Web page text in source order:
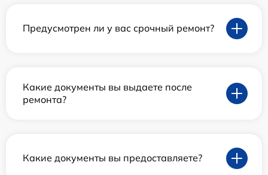
Предусмотрен ли у вас срочный ремонт?
Какие документы вы выдаете после
ремонта?
Какие документы вы предоставляете?